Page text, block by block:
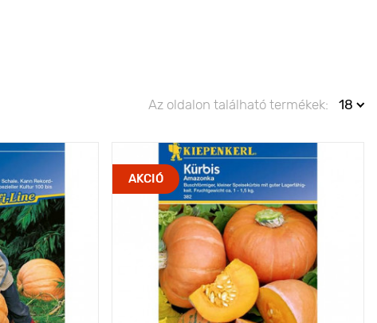
Az oldalon található termékek: 18
bokor típusú
100 х 250 cm
nap
40 - 80 kg
AKCIÓ
Jellemzők
ellenállás, ízletes
Kifejlett kori
magasság
bokor típusú
Ültetési távolság 150 х 100 cm
Fényigény